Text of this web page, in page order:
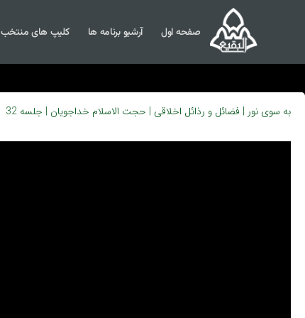
صفحه اول آرشیو برنامه ها کلیپ های منتخب
به سوی نور | فضائل و رذائل اخلاقی | حجت الاسلام خداجویان | جلسه 32